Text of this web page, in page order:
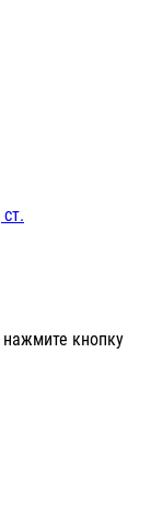
кнопку